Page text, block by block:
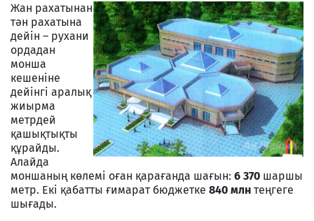
Жан рахатынан
тән рахатына
дейін – рухани
ордадан
монша
кешеніне
дейінгі аралық
жиырма
метрдей
қашықтықты
құрайды.
Алайда
моншаның көлемі оған қарағанда шағын: 6 370 шаршы
метр. Екі қабатты ғимарат бюджетке 840 млн теңгеге
шығады.